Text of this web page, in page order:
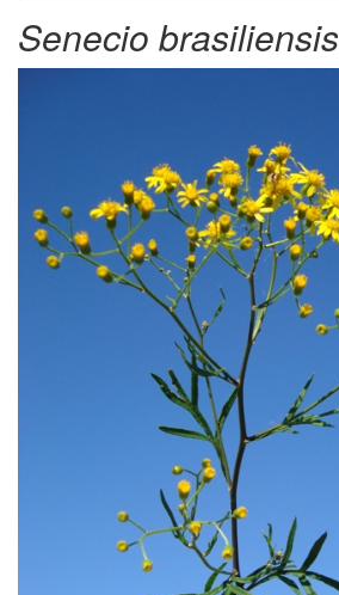
Senecio brasiliensis